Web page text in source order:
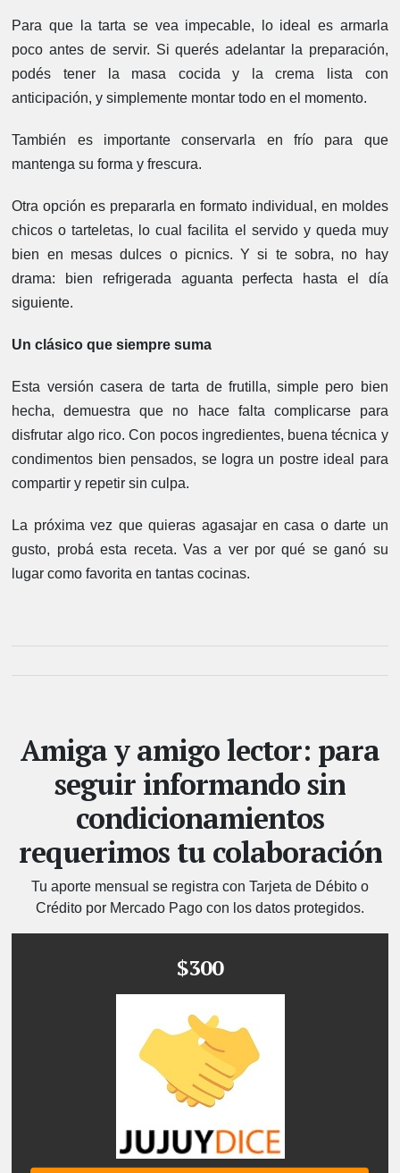
Para que la tarta se vea impecable, lo ideal es armarla
poco antes de servir. Si querés adelantar la preparación,
podés tener la masa cocida y la crema lista con
anticipación, y simplemente montar todo en el momento.
También es importante conservarla en frío para que
mantenga su forma y frescura.
Otra opción es prepararla en formato individual, en moldes
chicos o tarteletas, lo cual facilita el servido y queda muy
bien en mesas dulces o picnics. Y si te sobra, no hay
drama: bien refrigerada aguanta perfecta hasta el día
siguiente.
Un clásico que siempre suma
Esta versión casera de tarta de frutilla, simple pero bien
hecha, demuestra que no hace falta complicarse para
disfrutar algo rico. Con pocos ingredientes, buena técnica y
condimentos bien pensados, se logra un postre ideal para
compartir y repetir sin culpa.
La próxima vez que quieras agasajar en casa o darte un
gusto, probá esta receta. Vas a ver por qué se ganó su
lugar como favorita en tantas cocinas.
Amiga y amigo lector: para
seguir informando sin
condicionamientos
requerimos tu colaboración
Tu aporte mensual se registra con Tarjeta de Débito o
Crédito por Mercado Pago con los datos protegidos.
$300